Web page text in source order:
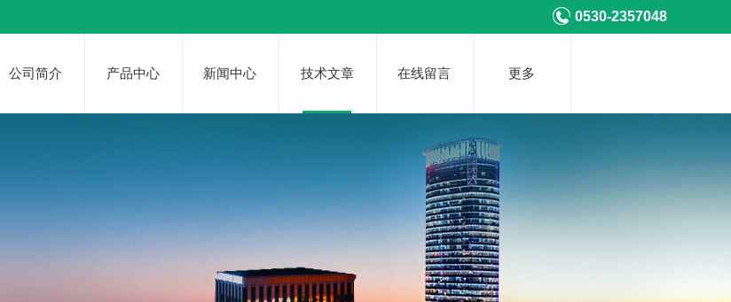
0530-2357048
公司简介 产品中心 新闻中心 技术文章 在线留言 更多